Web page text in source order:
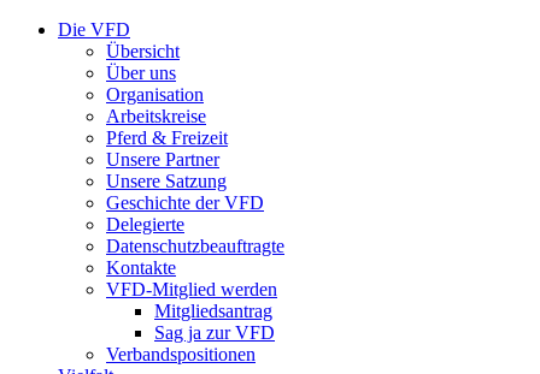
Die VFD
Übersicht
Über uns
Organisation
Arbeitskreise
Pferd & Freizeit
Unsere Partner
Unsere Satzung
Geschichte der VFD
Delegierte
Datenschutzbeauftragte
Kontakte
VFD-Mitglied werden
Mitgliedsantrag
Sag ja zur VFD
Verbandspositionen